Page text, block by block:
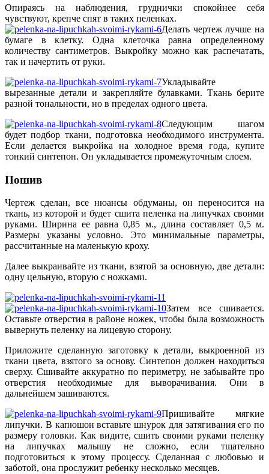
Опираясь на наблюдения, груднички спокойнее себя
чувствуют, крепче спят в таких пеленках.
Делать чертеж лучше на
бумаге в клетку. Одна клеточка равна определенному
количеству сантиметров. Выкройку можно как распечатать,
так и начертить от руки.
Укладывайте
вырезанные детали и закрепляйте булавками. Ткань берите
разной тональности, но в пределах одного цвета.
Следующим шагом
будет подбор ткани, подготовка необходимого инструмента.
Если делается выкройка на холодное время года, купите
тонкий синтепон. Он укладывается промежуточным слоем.
Пошив
Чертеж сделан, все нюансы обдуманы, он переносится на
ткань, из которой и будет сшита пеленка на липучках своими
руками. Ширина ее равна 0,85 м., длина составляет 0,5 м.
Размеры указаны условно. Это минимальные параметры,
рассчитанные на маленькую кроху.
Далее выкраивайте из ткани, взятой за основную, две детали:
одну цельную, вторую с ножками.
Затем все сшивается.
Оставьте отверстия в районе ножек, чтобы была возможность
вывернуть пеленку на лицевую сторону.
Приложите сделанную заготовку к детали, выкроенной из
ткани цвета, взятого за основу. Синтепон должен находиться
сверху. Сшивайте аккуратно по периметру, не забывайте про
отверстия необходимые для выворачивания. Они в
дальнейшем зашиваются.
Пришивайте мягкие
липучки. В капюшон вставьте шнурок для затягивания его по
размеру головки. Как видите, сшить своими руками пеленку
на липучках малышу не сложно, если тщательно
подготовиться к этому процессу. Сделанная с любовью и
заботой, она прослужит ребенку несколько месяцев.